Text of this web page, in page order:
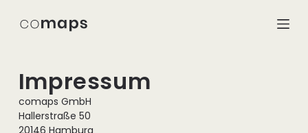
h
a
Impressum
comaps GmbH
Hallerstraße 50
20146 Hamburg